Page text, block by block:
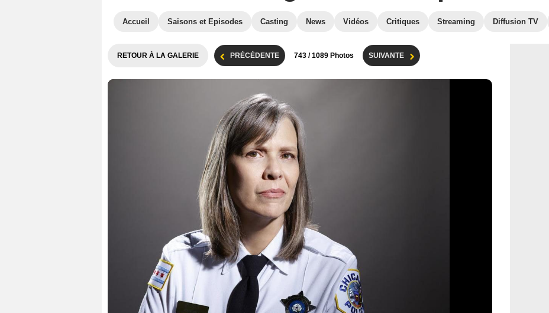
Accueil Saisons et Episodes Casting News Vidéos Critiques Streaming Diffusion TV
RETOUR À LA GALERIE PRÉCÉDENTE 743 / 1089 Photos SUIVANTE